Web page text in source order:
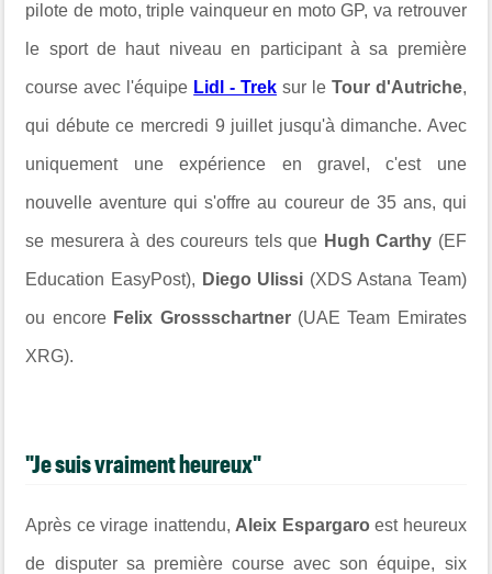
pilote de moto, triple vainqueur en moto GP, va retrouver
le sport de haut niveau en participant à sa première
course avec l'équipe Lidl - Trek sur le Tour d'Autriche,
qui débute ce mercredi 9 juillet jusqu'à dimanche. Avec
uniquement une expérience en gravel, c'est une
nouvelle aventure qui s'offre au coureur de 35 ans, qui
se mesurera à des coureurs tels que Hugh Carthy (EF
Education EasyPost), Diego Ulissi (XDS Astana Team)
ou encore Felix Grossschartner (UAE Team Emirates
XRG).
"Je suis vraiment heureux"
Après ce virage inattendu, Aleix Espargaro est heureux
de disputer sa première course avec son équipe, six